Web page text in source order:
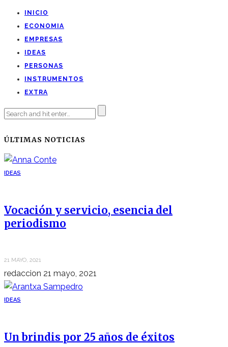
INICIO
ECONOMIA
EMPRESAS
IDEAS
PERSONAS
INSTRUMENTOS
EXTRA
ÚLTIMAS NOTICIAS
IDEAS
Vocación y servicio, esencia del
periodismo
21 MAYO, 2021
redaccion 21 mayo, 2021
IDEAS
Un brindis por 25 años de éxitos